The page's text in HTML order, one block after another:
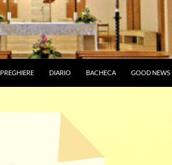
PREGHIERE DIARIO BACHECA GOOD NEWS